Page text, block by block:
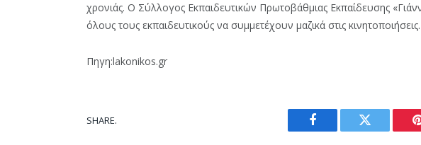
χρονιάς. Ο Σύλλογος Εκπαιδευτικών Πρωτοβάθμιας Εκπαίδευσης
όλους τους εκπαιδευτικούς να συμμετέχουν μαζικά στις κινητοποιήσεις.
Πηγη:lakonikos.gr
SHARE.
Facebook Twitter